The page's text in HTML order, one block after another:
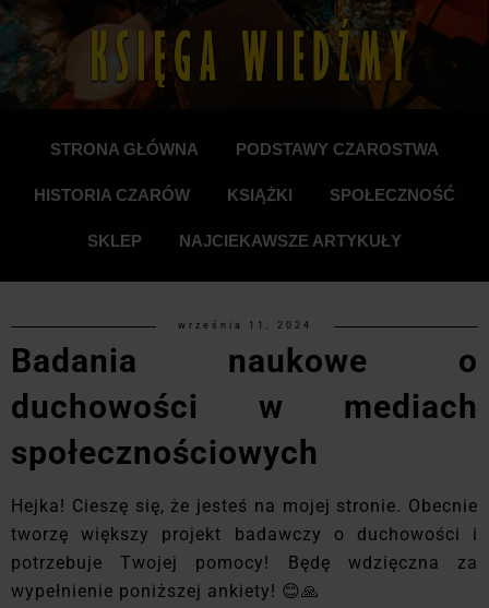
STRONA GŁÓWNA PODSTAWY CZAROSTWA
HISTORIA CZARÓW KSIĄŻKI SPOŁECZNOŚĆ
SKLEP NAJCIEKAWSZE ARTYKUŁY
września 11, 2024
Badania naukowe o
duchowości w mediach
społecznościowych
Hejka! Cieszę się, że jesteś na mojej stronie. Obecnie
tworzę większy projekt badawczy o duchowości i
potrzebuje Twojej pomocy! Będę wdzięczna za
wypełnienie poniższej ankiety! 😊🙏